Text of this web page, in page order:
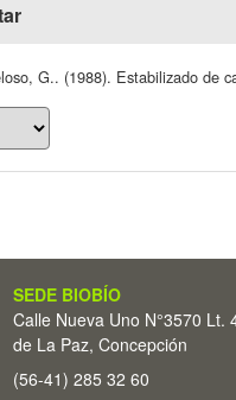
G.. (1988). Estabilizado de
SEDE BIOBÍO
Calle Nueva Uno N°3570 Lt.
de La Paz, Concepción
(56-41) 285 32 60